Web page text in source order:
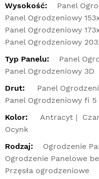
Wysokość:
Panel
Panel Ogrodzeniowy
Panel Ogrodzeniowy
Panel Ogrodzeniowy
Typ Panelu:
Panel
Panel Ogrodzeniowy 3D
Drut:
Panel
Panel Ogrodzeniowy fi 5
Kolor:
Antracyt
Ocynk
Rodzaj:
Ogrodzenie
Ogrodzenie Panelowe
Przęsła ogrodzeniowe